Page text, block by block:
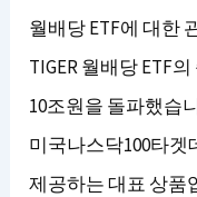
월배당 ETF에 대한
TIGER 월배당 ETF
10조원을 돌파했습
미국나스닥100타겟
제공하는 대표 상품